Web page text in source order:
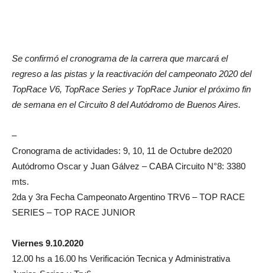
Se confirmó el cronograma de la carrera que marcará el
regreso a las pistas y la reactivación del campeonato 2020 del
TopRace V6, TopRace Series y TopRace Junior el próximo fin
de semana en el Circuito 8 del Autódromo de Buenos Aires.
–
Cronograma de actividades: 9, 10, 11 de Octubre de2020
Autódromo Oscar y Juan Gálvez – CABA Circuito N°8: 3380
mts.
2da y 3ra Fecha Campeonato Argentino TRV6 – TOP RACE
SERIES – TOP RACE JUNIOR
Viernes 9.10.2020
12.00 hs a 16.00 hs Verificación Tecnica y Administrativa